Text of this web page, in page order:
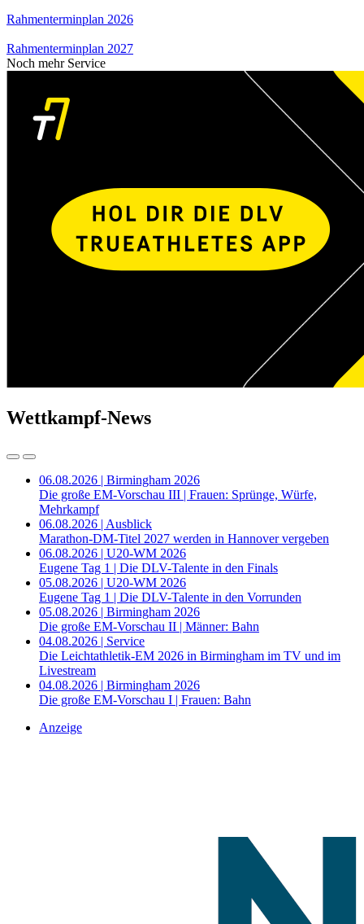
Rahmenterminplan 2026
Rahmenterminplan 2027
Noch mehr Service
Wettkampf-News
06.08.2026 | Birmingham 2026
Die große EM-Vorschau III | Frauen: Sprünge, Würfe,
Mehrkampf
06.08.2026 | Ausblick
Marathon-DM-Titel 2027 werden in Hannover vergeben
06.08.2026 | U20-WM 2026
Eugene Tag 1 | Die DLV-Talente in den Finals
05.08.2026 | U20-WM 2026
Eugene Tag 1 | Die DLV-Talente in den Vorrunden
05.08.2026 | Birmingham 2026
Die große EM-Vorschau II | Männer: Bahn
04.08.2026 | Service
Die Leichtathletik-EM 2026 in Birmingham im TV und im
Livestream
04.08.2026 | Birmingham 2026
Die große EM-Vorschau I | Frauen: Bahn
Anzeige